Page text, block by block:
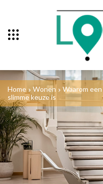
Home Wonen
Waarom
slimme keuze is